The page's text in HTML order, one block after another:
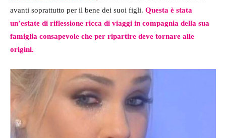
avanti soprattutto per il bene dei suoi figli. Questa è stata
un’estate di riflessione ricca di viaggi in compagnia della sua
famiglia consapevole che per ripartire deve tornare alle
origini.